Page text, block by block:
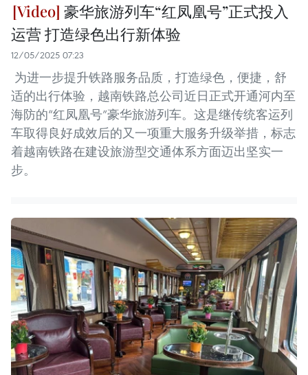
豪华旅游列车“红凤凰号”正式投入
运营 打造绿色出行新体验
12/05/2025 07:23
为进一步提升铁路服务品质，打造绿色，便捷，舒
适的出行体验，越南铁路总公司近日正式开通河内至
海防的“红凤凰号”豪华旅游列车。这是继传统客运列
车取得良好成效后的又一项重大服务升级举措，标志
着越南铁路在建设旅游型交通体系方面迈出坚实一
步。